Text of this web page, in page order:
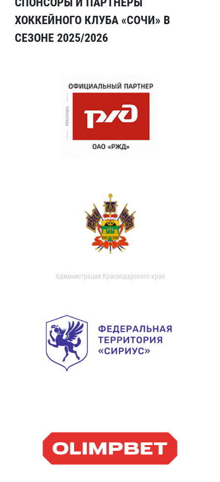
ХОККЕЙНОГО КЛУБА «СОЧИ» В
СЕЗОНЕ 2025/2026
Администрация Краснодарского края